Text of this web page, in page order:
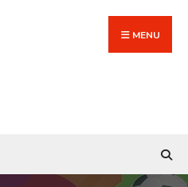
MENU